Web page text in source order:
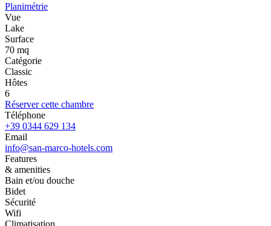
Planimétrie
Vue
Lake
Surface
70 mq
Catégorie
Classic
Hôtes
6
Réserver cette chambre
Téléphone
+39 0344 629 134
Email
info@san-marco-hotels.com
Features
& amenities
Bain et/ou douche
Bidet
Sécurité
Wifi
Climatisation